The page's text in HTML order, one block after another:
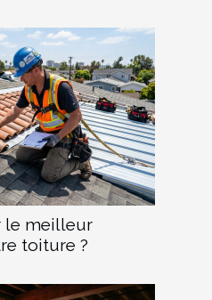
le meilleur
toiture ?